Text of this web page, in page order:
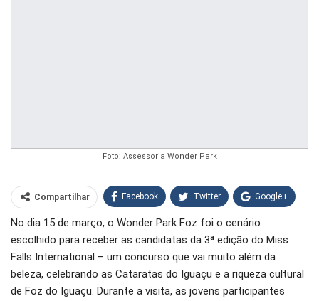
Foto: Assessoria Wonder Park
Compartilhar Facebook Twitter Google+
WhatsApp Pinterest
O email
No dia 15 de março, o Wonder Park Foz foi o cenário
escolhido para receber as candidatas da 3ª edição do Miss
Falls International – um concurso que vai muito além da
beleza, celebrando as Cataratas do Iguaçu e a riqueza cultural
de Foz do Iguaçu. Durante a visita, as jovens participantes